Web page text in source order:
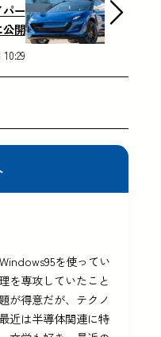
ー
開
10:29
を使ってい
を専攻していたこと
が得意だが、テクノ
近は半導体関連に特